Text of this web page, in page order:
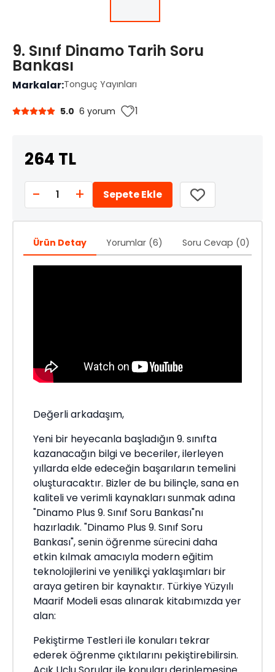
9. Sınıf Dinamo Tarih Soru
Bankası
Markalar:Tonguç Yayınları
5.0 6 yorum 1
264 TL
- 1 + Sepete Ekle
Ürün Detay Yorumlar (6) Soru Cevap (0)
Değerli arkadaşım,
Yeni bir heyecanla başladığın 9. sınıfta
kazanacağın bilgi ve beceriler, ilerleyen
yıllarda elde edeceğin başarıların temelini
oluşturacaktır. Bizler de bu bilinçle, sana en
kaliteli ve verimli kaynakları sunmak adına
"Dinamo Plus 9. Sınıf Soru Bankası"nı
hazırladık. "Dinamo Plus 9. Sınıf Soru
Bankası", senin öğrenme sürecini daha
etkin kılmak amacıyla modern eğitim
teknolojilerini ve yenilikçi yaklaşımları bir
araya getiren bir kaynaktır. Türkiye Yüzyılı
Maarif Modeli esas alınarak kitabımızda yer
alan:
Pekiştirme Testleri ile konuları tekrar
ederek öğrenme çıktılarını pekiştirebilirsin.